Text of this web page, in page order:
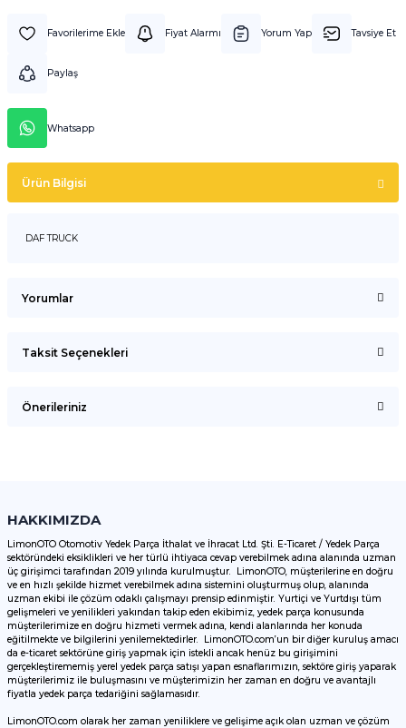
Fiyat Alarmı Yorum Yap Tavsiye Et
Paylaş
Whatsapp
Ürün Bilgisi
DAF TRUCK
Yorumlar
Taksit Seçenekleri
Önerileriniz
Görüş ve önerileriniz için teşekkür ederiz.
Ürün resmi kalitesiz, bozuk veya görüntülenemiyor.
Ürün açıklamasında eksik bilgiler bulunuyor.
Ürün bilgilerinde hatalar bulunuyor.
Ürün fiyatı diğer sitelerden daha pahalı.
Bu ürüne benzer farklı alternatifler olmalı.
HAKKIMIZDA
LimonOTO Otomotiv Yedek Parça İthalat ve İhracat Ltd. Şti. E-Ticaret / Yedek Parça
sektöründeki eksiklikleri ve her türlü ihtiyaca cevap verebilmek adına alanında uzman
üç girişimci tarafından 2019 yılında kurulmuştur. LimonOTO, müşterilerine en doğru
ve en hızlı şekilde hizmet verebilmek adına sistemini oluşturmuş olup, alanında
uzman ekibi ile çözüm odaklı çalışmayı prensip edinmiştir. Yurtiçi ve Yurtdışı tüm
gelişmeleri ve yenilikleri yakından takip eden ekibimiz, yedek parça konusunda
müşterilerimize en doğru hizmeti vermek adına, kendi alanlarında her konuda
eğitilmekte ve bilgilerini yenilemektedirler. LimonOTO.com’un bir diğer kuruluş amacı
da e-ticaret sektörüne giriş yapmak için istekli ancak henüz bu girişimini
gerçekleştirememiş yerel yedek parça satışı yapan esnaflarımızın, sektöre giriş yaparak
müşterilerimiz ile buluşmasını ve müşterimizin her zaman en doğru ve avantajlı
fiyatla yedek parça tedariğini sağlamasıdır.
LimonOTO.com olarak her zaman yeniliklere ve gelişime açık olan uzman ve çözüm